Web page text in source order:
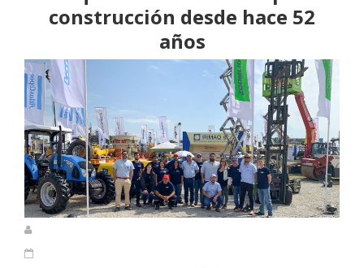
construcción desde hace 52
años